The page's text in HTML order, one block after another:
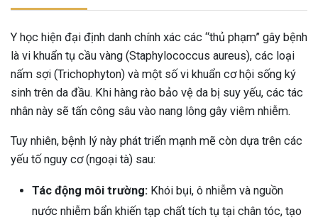
Y học hiện đại định danh chính xác các “thủ phạm” gây bệnh
là vi khuẩn tụ cầu vàng (Staphylococcus aureus), các loại
nấm sợi (Trichophyton) và một số vi khuẩn cơ hội sống ký
sinh trên da đầu. Khi hàng rào bảo vệ da bị suy yếu, các tác
nhân này sẽ tấn công sâu vào nang lông gây viêm nhiễm.
Tuy nhiên, bệnh lý này phát triển mạnh mẽ còn dựa trên các
yếu tố nguy cơ (ngoại tà) sau:
Tác động môi trường: Khói bụi, ô nhiễm và nguồn
nước nhiễm bẩn khiến tạp chất tích tụ tại chân tóc, tạo